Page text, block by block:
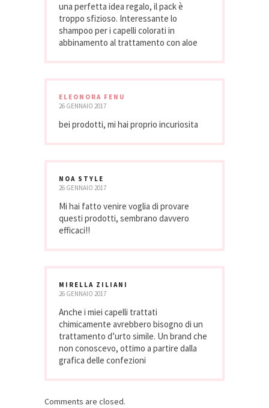
una perfetta idea regalo, il pack è
troppo sfizioso. Interessante lo
shampoo per i capelli colorati in
abbinamento al trattamento con aloe
ELEONORA FENU
26 GENNAIO 2017
bei prodotti, mi hai proprio incuriosita
NOA STYLE
26 GENNAIO 2017
Mi hai fatto venire voglia di provare
questi prodotti, sembrano davvero
efficaci!!
MIRELLA ZILIANI
26 GENNAIO 2017
Anche i miei capelli trattati
chimicamente avrebbero bisogno di un
trattamento d’urto simile. Un brand che
non conoscevo, ottimo a partire dalla
grafica delle confezioni
Comments are closed.